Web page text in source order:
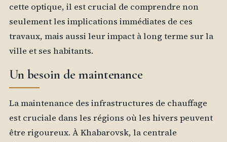
cette optique, il est crucial de comprendre non
seulement les implications immédiates de ces
travaux, mais aussi leur impact à long terme sur la
ville et ses habitants.
Un besoin de maintenance
La maintenance des infrastructures de chauffage
est cruciale dans les régions où les hivers peuvent
être rigoureux. À Khabarovsk, la centrale